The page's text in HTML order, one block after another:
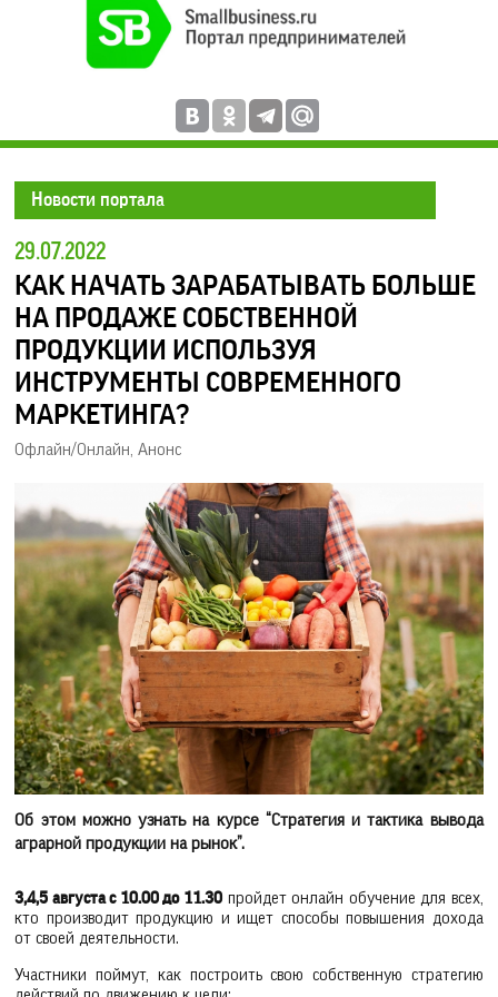
Новости портала
29.07.2022
КАК НАЧАТЬ ЗАРАБАТЫВАТЬ БОЛЬШЕ
НА ПРОДАЖЕ СОБСТВЕННОЙ
ПРОДУКЦИИ ИСПОЛЬЗУЯ
ИНСТРУМЕНТЫ СОВРЕМЕННОГО
МАРКЕТИНГА?
Офлайн/Онлайн ,Анонс
Об этом можно узнать на курсе “Стратегия и тактика вывода
аграрной продукции на рынок”.
3,4,5 августа с 10.00 до 11.30 пройдет онлайн обучение для всех,
кто производит продукцию и ищет способы повышения дохода
от своей деятельности.
Участники поймут, как построить свою собственную стратегию